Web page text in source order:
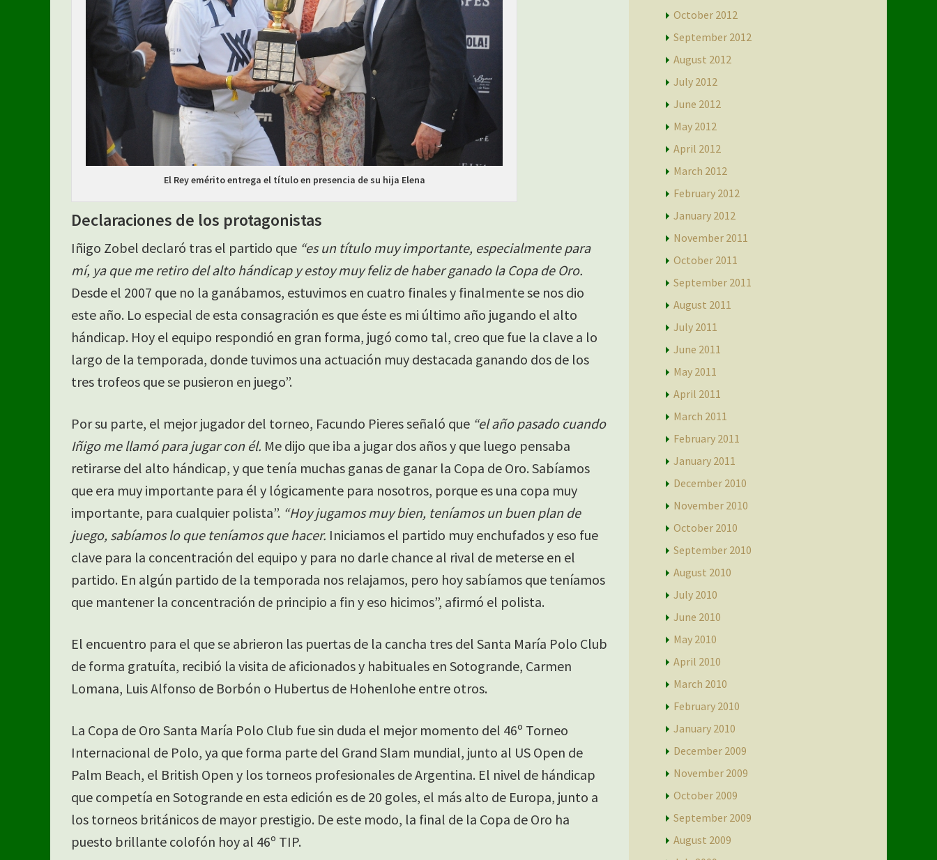
El Rey emérito entrega el título en presencia de su hija Elena
Declaraciones de los protagonistas
Iñigo Zobel declaró tras el partido que “es un título muy importante, especialmente para
mí, ya que me retiro del alto hándicap y estoy muy feliz de haber ganado la Copa de Oro.
Desde el 2007 que no la ganábamos, estuvimos en cuatro finales y finalmente se nos dio
este año. Lo especial de esta consagración es que éste es mi último año jugando el alto
hándicap. Hoy el equipo respondió en gran forma, jugó como tal, creo que fue la clave a lo
largo de la temporada, donde tuvimos una actuación muy destacada ganando dos de los
tres trofeos que se pusieron en juego”.
Por su parte, el mejor jugador del torneo, Facundo Pieres señaló que “el año pasado cuando
Iñigo me llamó para jugar con él. Me dijo que iba a jugar dos años y que luego pensaba
retirarse del alto hándicap, y que tenía muchas ganas de ganar la Copa de Oro. Sabíamos
que era muy importante para él y lógicamente para nosotros, porque es una copa muy
importante, para cualquier polista”. “Hoy jugamos muy bien, teníamos un buen plan de
juego, sabíamos lo que teníamos que hacer. Iniciamos el partido muy enchufados y eso fue
clave para la concentración del equipo y para no darle chance al rival de meterse en el
partido. En algún partido de la temporada nos relajamos, pero hoy sabíamos que teníamos
que mantener la concentración de principio a fin y eso hicimos”, afirmó el polista.
El encuentro para el que se abrieron las puertas de la cancha tres del Santa María Polo Club
de forma gratuíta, recibió la visita de aficionados y habituales en Sotogrande, Carmen
Lomana, Luis Alfonso de Borbón o Hubertus de Hohenlohe entre otros.
La Copa de Oro Santa María Polo Club fue sin duda el mejor momento del 46º Torneo
Internacional de Polo, ya que forma parte del Grand Slam mundial, junto al US Open de
Palm Beach, el British Open y los torneos profesionales de Argentina. El nivel de hándicap
que competía en Sotogrande en esta edición es de 20 goles, el más alto de Europa, junto a
los torneos británicos de mayor prestigio. De este modo, la final de la Copa de Oro ha
puesto brillante colofón hoy al 46º TIP.
October 2012
September 2012
August 2012
July 2012
June 2012
May 2012
April 2012
March 2012
February 2012
January 2012
November 2011
October 2011
September 2011
August 2011
July 2011
June 2011
May 2011
April 2011
March 2011
February 2011
January 2011
December 2010
November 2010
October 2010
September 2010
August 2010
July 2010
June 2010
May 2010
April 2010
March 2010
February 2010
January 2010
December 2009
November 2009
October 2009
September 2009
August 2009